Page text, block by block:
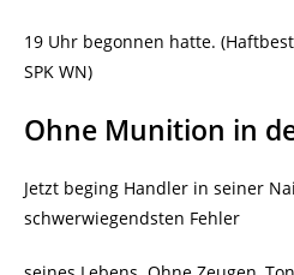
19 Uhr begonnen hatte.
SPK WN)
Ohne Munition in
Jetzt beging Handler in seiner
schwerwiegendsten Fehler